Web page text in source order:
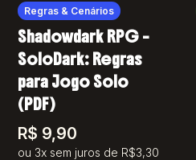
Regras & Cenários
Shadowdark RPG –
SoloDark: Regras
para Jogo Solo
(PDF)
R$ 9,90
ou 3x sem juros de R$3,30